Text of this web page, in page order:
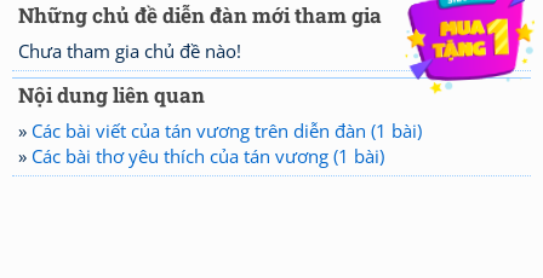
Những chủ đề diễn đàn mới tham gia
Chưa tham gia chủ đề nào!
Nội dung liên quan
» Các bài viết của tán vương trên diễn đàn (1 bài)
» Các bài thơ yêu thích của tán vương (1 bài)